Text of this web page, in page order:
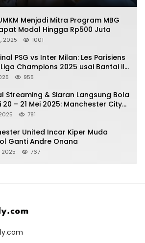
Menjadi Mitra Program MBG
Modal Hingga Rp500 Juta
2025 1001
PSG vs Inter Milan: Les Parisiens
Champions 2025 usai Bantai il
955
Streaming & Siaran Langsung Bola
20 – 21 Mei 2025: Manchester City
781
United Incar Kiper Muda
Ganti Andre Onana
2025 767